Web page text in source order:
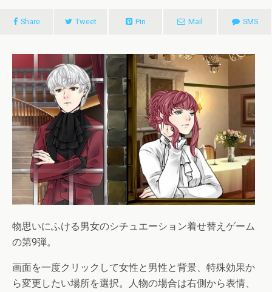
Share Tweet Pin Mail SMS
物思いにふける男女のシチュエーション着せ替えゲーム
の第9弾。
画面を一度クリックして女性と男性と背景、特殊効果か
ら変更したい場所を選択。人物の場合は右側から表情、